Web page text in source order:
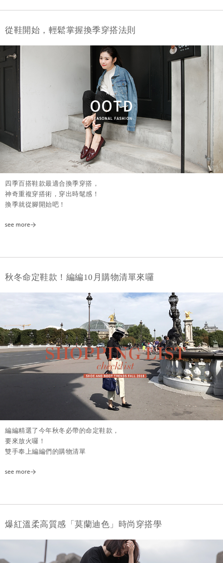
從鞋開始，輕鬆掌握換季穿搭法則
四季百搭鞋款最適合換季穿搭，
神奇重複穿搭術，穿出時髦感！
換季就從腳開始吧！
秋冬命定鞋款！編編10月購物清單來囉
編編精選了今年秋冬必帶的命定鞋款，
要來放火囉！
雙手奉上編編們的購物清單
爆紅溫柔高質感「莫蘭迪色」時尚穿搭學